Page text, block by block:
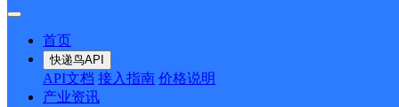
首页
快递鸟API
API文档 接入指南 价格说明
产业资讯
号
派送范围:-详情